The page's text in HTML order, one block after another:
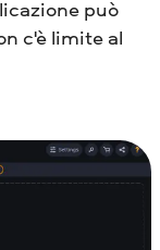
può
c'è limite al